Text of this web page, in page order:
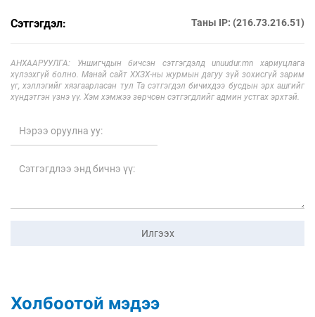
Сэтгэгдэл: Таны IP: (216.73.216.51)
АНХААРУУЛГА: Уншигчдын бичсэн сэтгэгдэлд unuudur.mn хариуцлага
хүлээхгүй болно. Манай сайт ХХЗХ-ны журмын дагуу зүй зохисгүй зарим
үг, хэллэгийг хязгаарласан тул Та сэтгэгдэл бичихдээ бусдын эрх ашгийг
хүндэтгэн үзнэ үү. Хэм хэмжээ зөрчсөн сэтгэгдлийг админ устгах эрхтэй.
Илгээх
Холбоотой мэдээ